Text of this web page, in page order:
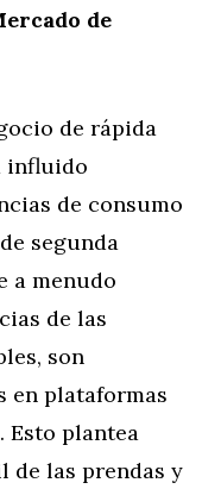
de
de rápida
influido
de consumo
segunda
a menudo
de las
son
en plataformas
Esto plantea
de las prendas y